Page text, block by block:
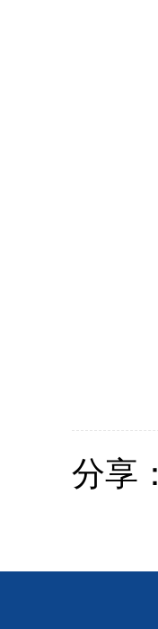
分享：